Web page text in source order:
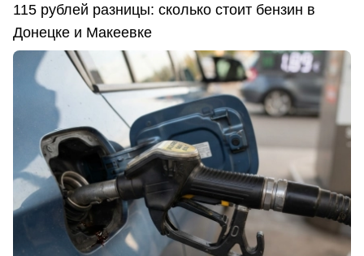
115 рублей разницы: сколько стоит бензин в
Донецке и Макеевке